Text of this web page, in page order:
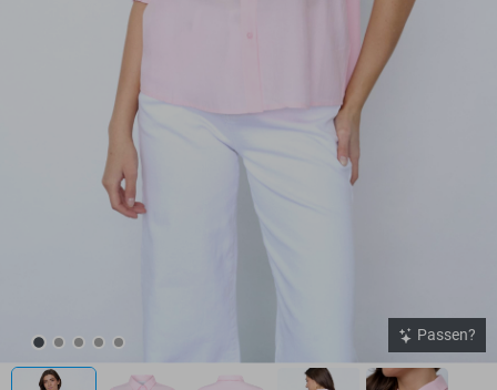
Passen?